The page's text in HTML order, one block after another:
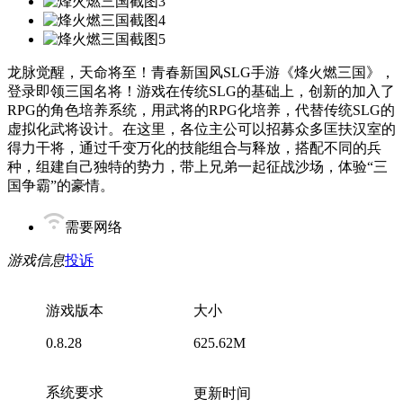
龙脉觉醒，天命将至！青春新国风SLG手游《烽火燃三国》，
登录即领三国名将！游戏在传统SLG的基础上，创新的加入了
RPG的角色培养系统，用武将的RPG化培养，代替传统SLG的
虚拟化武将设计。在这里，各位主公可以招募众多匡扶汉室的
得力干将，通过千变万化的技能组合与释放，搭配不同的兵
种，组建自己独特的势力，带上兄弟一起征战沙场，体验“三
国争霸”的豪情。
需要网络
游戏信息投诉
游戏版本
0.8.28
大小
625.62M
系统要求 更新时间